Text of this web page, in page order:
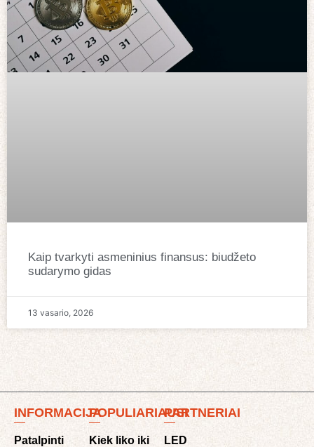
Kaip tvarkyti asmeninius finansus: biudžeto
sudarymo gidas
13 vasario, 2026
INFORMACIJA
Patalpinti
POPULIARIAUSI
Kiek liko iki
PARTNERIAI
LED